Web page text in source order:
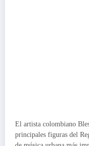
El artista colombiano
principales figuras del